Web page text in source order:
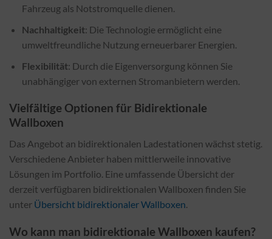
Fahrzeug als Notstromquelle dienen.
Nachhaltigkeit: Die Technologie ermöglicht eine
umweltfreundliche Nutzung erneuerbarer Energien.
Flexibilität: Durch die Eigenversorgung können Sie
unabhängiger von externen Stromanbietern werden.
Vielfältige Optionen für Bidirektionale
Wallboxen
Das Angebot an bidirektionalen Ladestationen wächst stetig.
Verschiedene Anbieter haben mittlerweile innovative
Lösungen im Portfolio. Eine umfassende Übersicht der
derzeit verfügbaren bidirektionalen Wallboxen finden Sie
unter Übersicht bidirektionaler Wallboxen.
Wo kann man bidirektionale Wallboxen kaufen?